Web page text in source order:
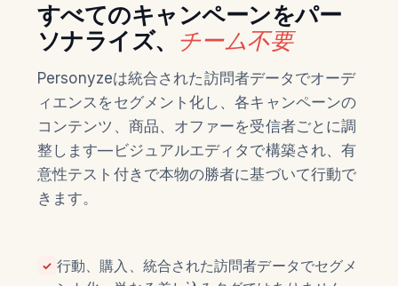
すべてのキャンペーンをパー
ソナライズ、
チーム不要
Personyzeは統合された訪問者データでオーデ
ィエンスをセグメント化し、各キャンペーンの
コンテンツ、商品、オファーを受信者ごとに調
整します—ビジュアルエディタで構築され、有
意性テスト付きで本物の勝者に基づいて行動で
きます。
✓ 行動、購入、統合された訪問者データでセグメ